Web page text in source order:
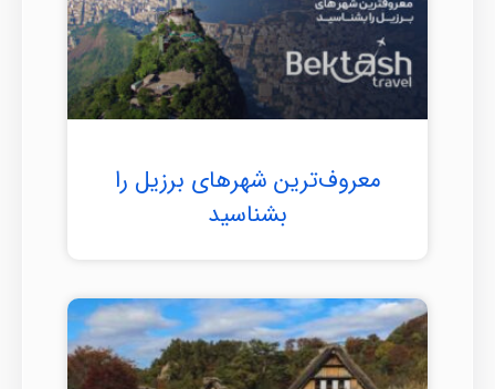
معروف‌ترین شهرهای برزیل را
بشناسید